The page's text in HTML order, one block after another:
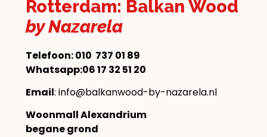
Rotterdam: Balkan Wood
by Nazarela
Telefoon:010 737 01 89
Whatsapp:06 17 32 51 20
Email: info@balkanwood-by-nazarela.nl
Woonmall Alexandrium
begane grond